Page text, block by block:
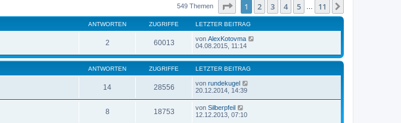
549 Themen Seite von11
1 2 3 4 5 11
ANTWORTEN ZUGRIFFE LETZTER BEITRAG
2 60013 von AlexKotovma
04.08.2015, 11:14
ANTWORTEN ZUGRIFFE LETZTER BEITRAG
14 28556 von rundekugel
20.12.2014, 14:39
8 18753 von Silberpfeil
12.12.2013, 07:10